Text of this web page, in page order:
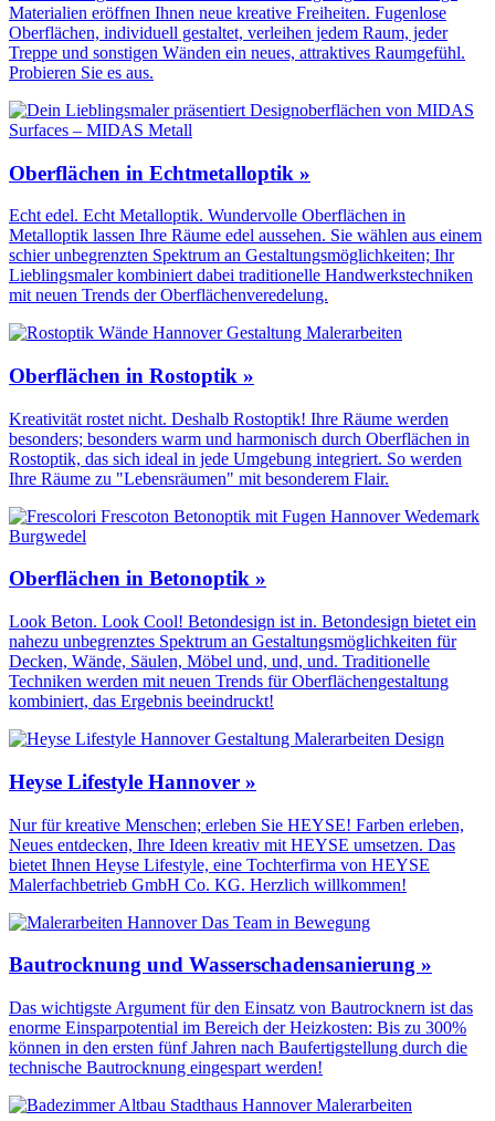
Materialien eröffnen Ihnen neue kreative Freiheiten. Fugenlose
Oberflächen, individuell gestaltet, verleihen jedem Raum, jeder
Treppe und sonstigen Wänden ein neues, attraktives Raumgefühl.
Probieren Sie es aus.
Oberflächen in Echtmetalloptik »
Echt edel. Echt Metalloptik. Wundervolle Oberflächen in
Metalloptik lassen Ihre Räume edel aussehen. Sie wählen aus einem
schier unbegrenzten Spektrum an Gestaltungs­möglichkeiten; Ihr
Lieblingsmaler kombiniert dabei traditionelle Handwerks­techniken
mit neuen Trends der Oberflächen­veredelung.
Oberflächen in Rostoptik »
Kreativität rostet nicht. Deshalb Rostoptik! Ihre Räume werden
besonders; besonders warm und harmonisch durch Oberflächen in
Rostoptik, das sich ideal in jede Umgebung integriert. So werden
Ihre Räume zu "Lebensräumen" mit besonderem Flair.
Oberflächen in Betonoptik »
Look Beton. Look Cool! Betondesign ist in. Betondesign bietet ein
nahezu unbegrenztes Spektrum an Gestaltungs­möglichkeiten für
Decken, Wände, Säulen, Möbel und, und, und. Traditionelle
Techniken werden mit neuen Trends für Oberflächen­gestaltung
kombiniert, das Ergebnis beeindruckt!
Heyse Lifestyle Hannover »
Nur für kreative Menschen; erleben Sie HEYSE! Farben erleben,
Neues entdecken, Ihre Ideen kreativ mit HEYSE umsetzen. Das
bietet Ihnen Heyse Lifestyle, eine Tochterfirma von HEYSE
Malerfachbetrieb GmbH Co. KG. Herzlich willkommen!
Bautrocknung und Wasserschadensanierung »
Das wichtigste Argument für den Einsatz von Bautrocknern ist das
enorme Einsparpotential im Bereich der Heizkosten: Bis zu 300%
können in den ersten fünf Jahren nach Baufertigstellung durch die
technische Bautrocknung eingespart werden!